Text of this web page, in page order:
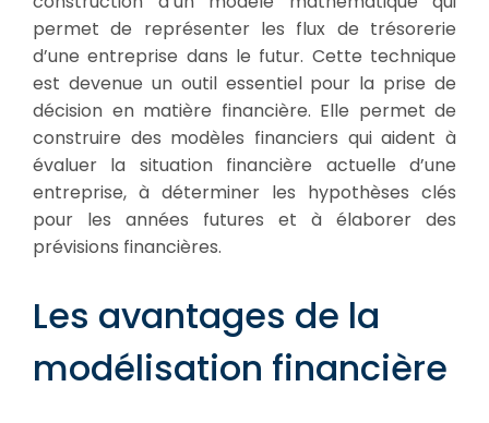
permet de représenter les flux de trésorerie
d’une entreprise dans le futur. Cette technique
est devenue un outil essentiel pour la prise de
décision en matière financière. Elle permet de
construire des modèles financiers qui aident à
évaluer la situation financière actuelle d’une
entreprise, à déterminer les hypothèses clés
pour les années futures et à élaborer des
prévisions financières.
Les avantages de la
modélisation financière